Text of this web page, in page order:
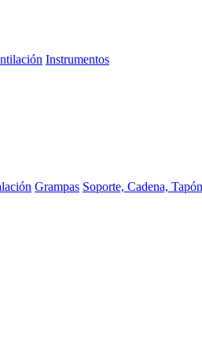
Instrumentos
Grampas Soporte, Cadena, Tapón